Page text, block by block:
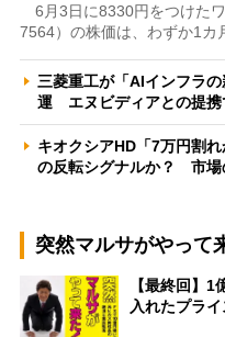
6月3日に8330円をつけた
7564）の株価は、わずか1カ
三菱重工が「AIインフラ
運 エヌビディアとの提
キオクシアHD「7万円割
の反転シグナルか？ 市
突然マルサがやって
【最終回】
入れたプラ